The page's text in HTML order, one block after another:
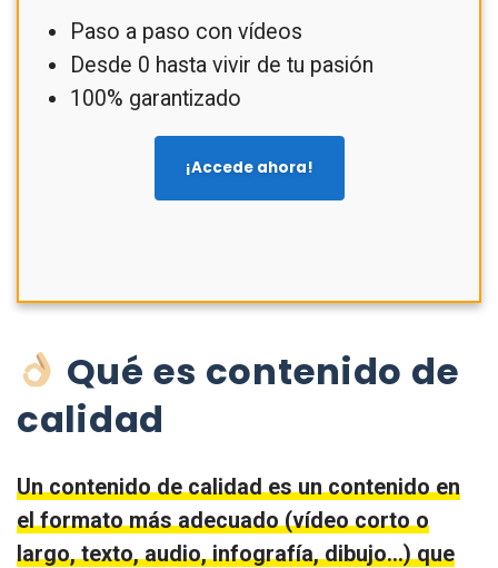
Paso a paso con vídeos
Desde 0 hasta vivir de tu pasión
100% garantizado
¡Accede ahora!
Qué es contenido de
calidad
Un contenido de calidad es un contenido en
el formato más adecuado (vídeo corto o
largo, texto, audio, infografía, dibujo…) que